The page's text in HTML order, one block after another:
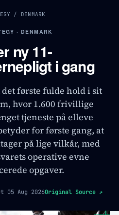
/ DENMARK
· DENMARK
ny 11-
i gang
første fulde hold i sit
hvor 1.600 frivillige
tjeneste på elleve
for første gang, at
på lige vilkår, med
operative evne
opgaver.
05 Aug 2026Original Source ↗